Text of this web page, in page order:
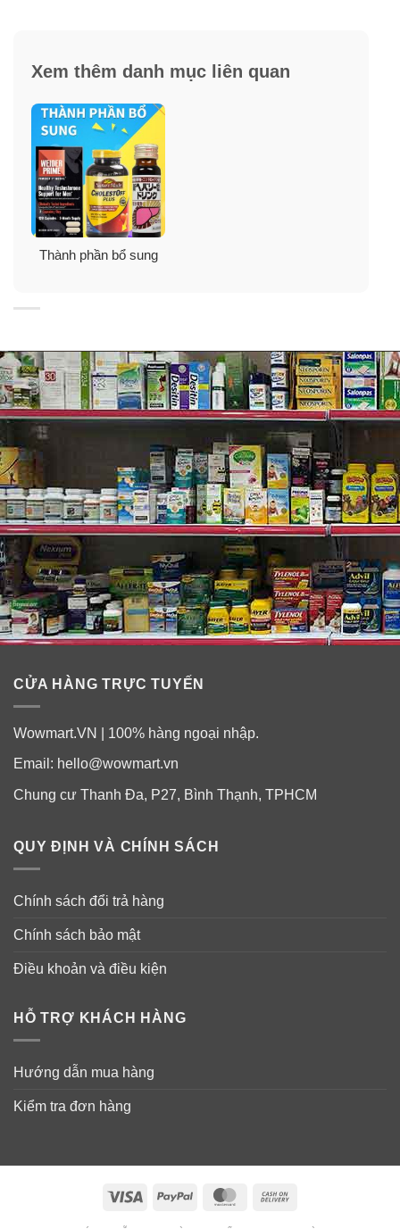
Thành phần viên uống bổ sung Puritan’s
Mỗi viên chứa: Selenium 200 mcg.
Đối tượng sử dụng viên uống Puritan’s
– Người khoẻ mạnh muốn phòng ngừa ung thư cho cơ
thể.
– Người có các bệnh lý về tim mạch, mỡ máu.
– Người có vấn đề về tuyến giáp và phòng ngừa bướu
cổ.
– Người đang thực hiện các phương pháp cải thiện ung
thư.
Xem thêm danh mục liên quan
Thành phần bổ sung
CỬA HÀNG TRỰC TUYẾN
Wowmart.VN | 100% hàng ngoại nhập.
Email: hello@wowmart.vn
Chung cư Thanh Đa, P27, Bình Thạnh, TPHCM
QUY ĐỊNH VÀ CHÍNH SÁCH
Chính sách đổi trả hàng
Chính sách bảo mật
Điều khoản và điều kiện
HỖ TRỢ KHÁCH HÀNG
Hướng dẫn mua hàng
Kiểm tra đơn hàng
Visa PayPal MasterCard